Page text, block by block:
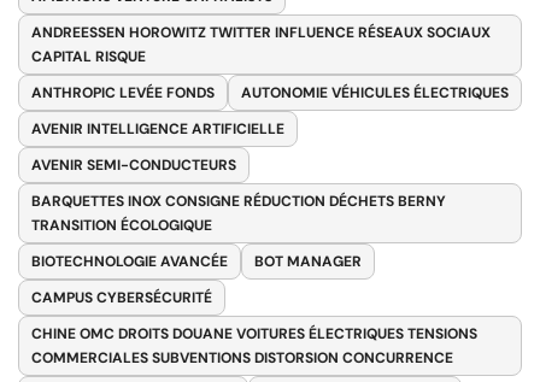
ANDREESSEN HOROWITZ TWITTER INFLUENCE RÉSEAUX SOCIAUX
CAPITAL RISQUE
ANTHROPIC LEVÉE FONDS
AUTONOMIE VÉHICULES ÉLECTRIQUES
AVENIR INTELLIGENCE ARTIFICIELLE
AVENIR SEMI-CONDUCTEURS
BARQUETTES INOX CONSIGNE RÉDUCTION DÉCHETS BERNY
TRANSITION ÉCOLOGIQUE
BIOTECHNOLOGIE AVANCÉE
BOT MANAGER
CAMPUS CYBERSÉCURITÉ
CHINE OMC DROITS DOUANE VOITURES ÉLECTRIQUES TENSIONS
COMMERCIALES SUBVENTIONS DISTORSION CONCURRENCE